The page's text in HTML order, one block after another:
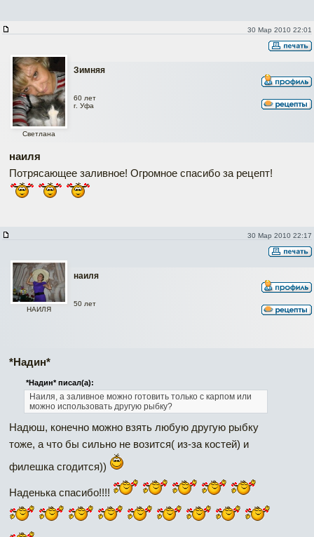
30 Мар 2010 22:01
Зимняя
Светлана
60 лет
г. Уфа
наиля
Потрясающее заливное! Огромное спасибо за рецепт!
30 Мар 2010 22:17
наиля
НАИЛЯ
50 лет
*Надин*
*Надин* писал(а):
Наиля, а заливное можно готовить только с карпом или
можно использовать другую рыбку?
Надюш, конечно можно взять любую другую рыбку
тоже, а что бы сильно не возится( из-за костей) и
филешка сгодится))
Наденька спасибо!!!!